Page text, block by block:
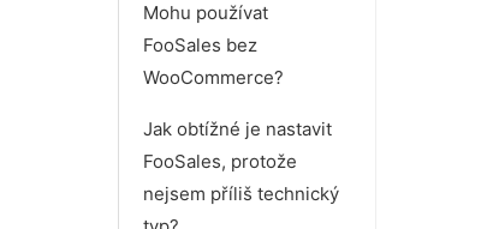
Mohu používat
FooSales bez
WooCommerce?
Jak obtížné je nastavit
FooSales, protože
nejsem příliš technický